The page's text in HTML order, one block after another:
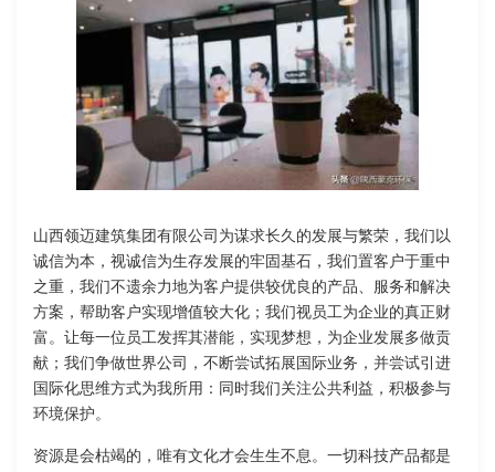
山西领迈建筑集团有限公司为谋求长久的发展与繁荣，我们以
诚信为本，视诚信为生存发展的牢固基石，我们置客户于重中
之重，我们不遗余力地为客户提供较优良的产品、服务和解决
方案，帮助客户实现增值较大化；我们视员工为企业的真正财
富。让每一位员工发挥其潜能，实现梦想，为企业发展多做贡
献；我们争做世界公司，不断尝试拓展国际业务，并尝试引进
国际化思维方式为我所用：同时我们关注公共利益，积极参与
环境保护。
资源是会枯竭的，唯有文化才会生生不息。一切科技产品都是